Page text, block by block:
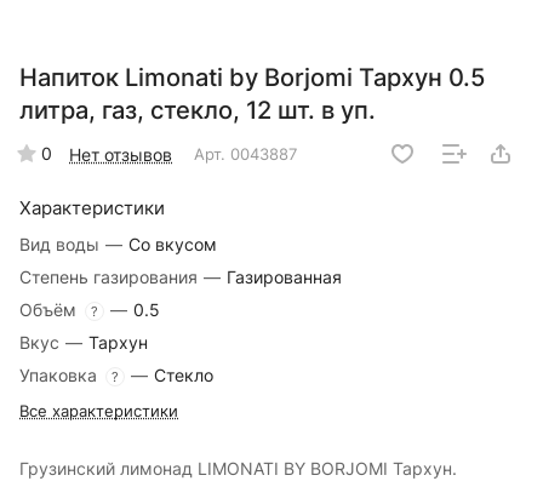
Напиток Limonati by Borjomi Тархун 0.5
литра, газ, стекло, 12 шт. в уп.
0 Нет отзывов Арт. 0043887
Характеристики
Вид воды — Со вкусом
Степень газирования — Газированная
Объём
? — 0.5
Вкус — Тархун
Упаковка
? — Стекло
Все характеристики
Грузинский лимонад LIMONATI BY BORJOMI Тархун.